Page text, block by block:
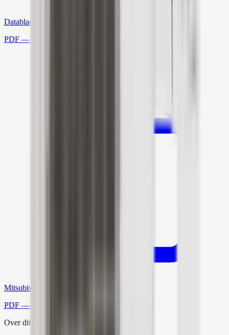
Datablad
PDF — Open in nieuw tabblad
Mitsubishi Electric brochure
PDF — Open in nieuw tabblad
Over dit product